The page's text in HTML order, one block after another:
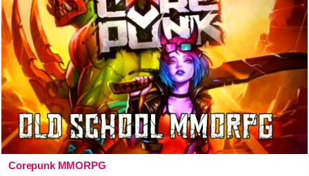
Corepunk MMORPG